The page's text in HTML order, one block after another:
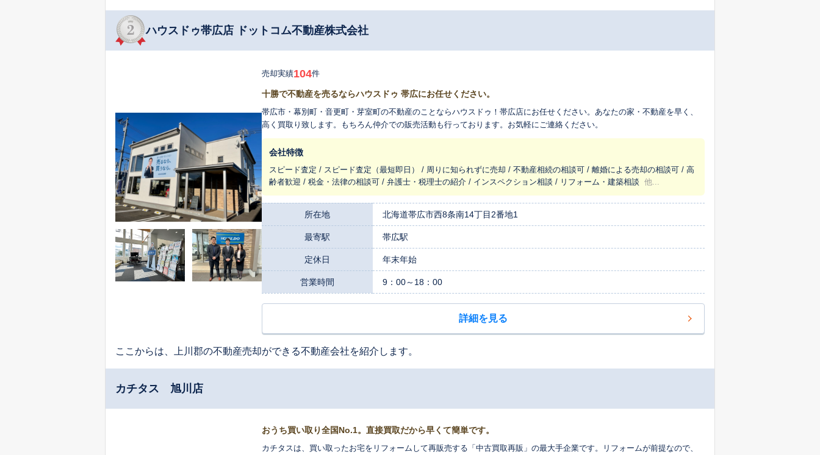
ハウスドゥ帯広店 ドットコム不動産株式会社
売却実績104件
十勝で不動産を売るならハウスドゥ 帯広にお任せください。
帯広市・幕別町・音更町・芽室町の不動産のことならハウスドゥ！帯広店にお任せください。あなたの家・不動産を早く、
高く買取り致します。もちろん仲介での販売活動も行っております。お気軽にご連絡ください。
会社特徴
スピード査定 / スピード査定（最短即日） / 周りに知られずに売却 / 不動産相続の相談可 / 離婚による売却の相談可 / 高
齢者歓迎 / 税金・法律の相談可 / 弁護士・税理士の紹介 / インスペクション相談 / リフォーム・建築相談 他...
所在地 北海道帯広市西8条南14丁目2番地1
最寄駅 帯広駅
定休日 年末年始
営業時間 9：00～18：00
詳細を見る
ここからは、上川郡の不動産売却ができる不動産会社を紹介します。
カチタス 旭川店
おうち買い取り全国No.1。直接買取だから早くて簡単です。
カチタスは、買い取ったお宅をリフォームして再販売する「中古買取再販」の最大手企業です。リフォームが前提なので、